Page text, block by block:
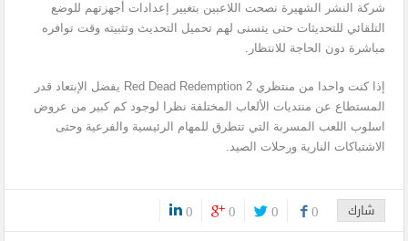
شركة النشر الشهيرة نصحت اللاعبين بتغيير إعدادات أجهزتهم للوضع
التلقائي للتحديثات حتى يتسنى لهم تحميل التحديث وتثبيته وقت توافره
مباشرة دون الحاجة للانتظار.
إذا كنت واحدا من منتظري Red Dead Redemption 2 يفضل الإبتعاد قدر
المستطاع عن منتديات الألعاب المختلفة نظرا لوجود كم كبير من عروض
اسلوب اللعب المسربة التي تتطرق للمهام الرئيسية والفرعية وحتى
الاشتباكات النارية ورحلات الصيد.
شارك 0
0
0
0